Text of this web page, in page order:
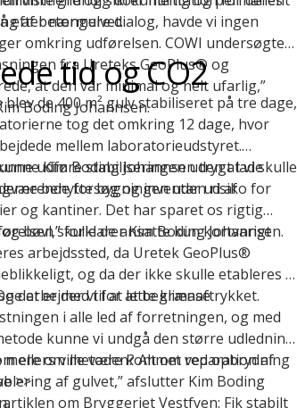
af betongulvet.
efter nærmere dialog, havde vi ingen
omkring udførelsen. COWI undersøgte
fra Ureteks GeoPlus® og
at den var minimal og helt ufarlig,”
Boding Johannsen.
tid og CO2
de 400 m² gulv stabiliseret på tre dage,
tog det omkring 12 dage, hvor
mellem laboratorieudstyret.
Kim Boding Johannsen trygt lade
benytte bygningen uden risiko for
udføre stabiliseringen uden at vi skulle
forsøg og inventar ud af
og kantiner. Det har sparet os rigtig
bøvl,” forklarer Kim Boding Johannsen.
skulle de ansatte kun kortvarigt
arbejdssted, da Uretek GeoPlus®
og da der ikke skulle etableres et
det er med til at lette klimaaftrykket.
arbejder vi for at begrænse
i alle led af forretningen, og med
kunne vi undgå den større udledning
ellers ville være kommet ved opbrydning
af gulvet,” afslutter Kim Boding
mere om metoden? Alt omreparation af
>>
om Bryggeriet Vestfyen: Fik stabilt